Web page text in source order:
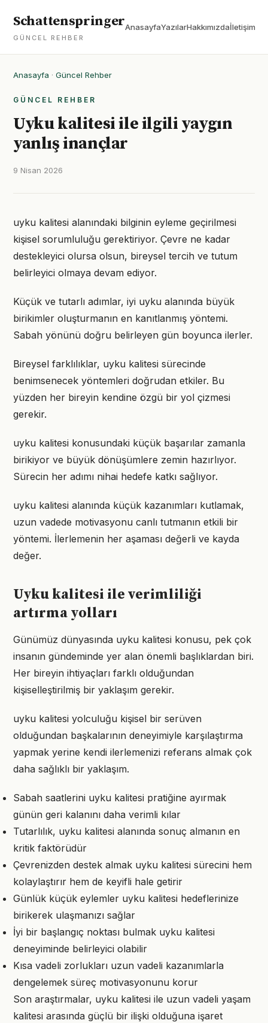
Schattenspringer
GÜNCEL REHBER
AnasayfaYazılarHakkımızdaİletişim
Anasayfa · Güncel Rehber
GÜNCEL REHBER
Uyku kalitesi ile ilgili yaygın
yanlış inançlar
9 Nisan 2026
uyku kalitesi alanındaki bilginin eyleme geçirilmesi
kişisel sorumluluğu gerektiriyor. Çevre ne kadar
destekleyici olursa olsun, bireysel tercih ve tutum
belirleyici olmaya devam ediyor.
Küçük ve tutarlı adımlar, iyi uyku alanında büyük
birikimler oluşturmanın en kanıtlanmış yöntemi.
Sabah yönünü doğru belirleyen gün boyunca ilerler.
Bireysel farklılıklar, uyku kalitesi sürecinde
benimsenecek yöntemleri doğrudan etkiler. Bu
yüzden her bireyin kendine özgü bir yol çizmesi
gerekir.
uyku kalitesi konusundaki küçük başarılar zamanla
birikiyor ve büyük dönüşümlere zemin hazırlıyor.
Sürecin her adımı nihai hedefe katkı sağlıyor.
uyku kalitesi alanında küçük kazanımları kutlamak,
uzun vadede motivasyonu canlı tutmanın etkili bir
yöntemi. İlerlemenin her aşaması değerli ve kayda
değer.
Uyku kalitesi ile verimliliği
artırma yolları
Günümüz dünyasında uyku kalitesi konusu, pek çok
insanın gündeminde yer alan önemli başlıklardan biri.
Her bireyin ihtiyaçları farklı olduğundan
kişiselleştirilmiş bir yaklaşım gerekir.
uyku kalitesi yolculuğu kişisel bir serüven
olduğundan başkalarının deneyimiyle karşılaştırma
yapmak yerine kendi ilerlemenizi referans almak çok
daha sağlıklı bir yaklaşım.
Sabah saatlerini uyku kalitesi pratiğine ayırmak
günün geri kalanını daha verimli kılar
Tutarlılık, uyku kalitesi alanında sonuç almanın en
kritik faktörüdür
Çevrenizden destek almak uyku kalitesi sürecini hem
kolaylaştırır hem de keyifli hale getirir
Günlük küçük eylemler uyku kalitesi hedeflerinize
birikerek ulaşmanızı sağlar
İyi bir başlangıç noktası bulmak uyku kalitesi
deneyiminde belirleyici olabilir
Kısa vadeli zorlukları uzun vadeli kazanımlarla
dengelemek süreç motivasyonunu korur
Son araştırmalar, uyku kalitesi ile uzun vadeli yaşam
kalitesi arasında güçlü bir ilişki olduğuna işaret